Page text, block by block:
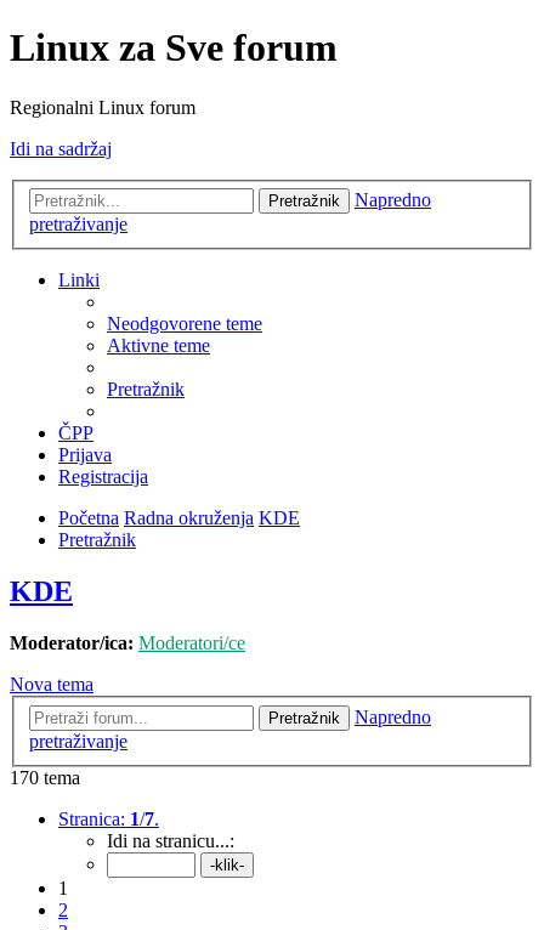
Linux za Sve forum
Regionalni Linux forum
Idi na sadržaj
Pretražnik
Napredno
pretraživanje
Linki
Neodgovorene teme
Aktivne teme
Pretražnik
ČPP
Prijava
Registracija
Početna Radna okruženja KDE
Pretražnik
KDE
Moderator/ica: Moderatori/ce
Nova tema
Pretražnik
Napredno
pretraživanje
170 tema
Stranica: 1/7.
Idi na stranicu...:
1
2